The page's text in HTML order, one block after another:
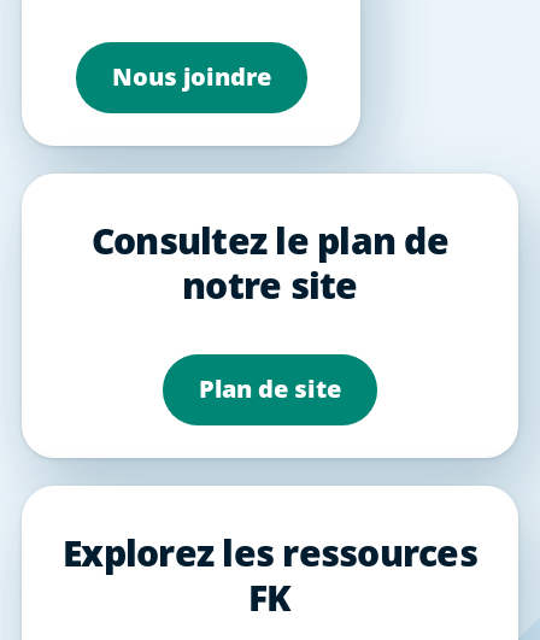
Nous joindre
Consultez le plan de
notre site
Plan de site
Explorez les ressources
FK